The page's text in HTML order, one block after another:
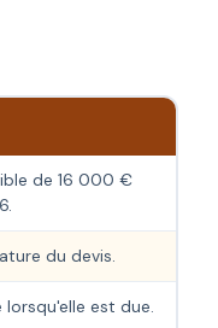
de 16 000 €
du devis.
est due.